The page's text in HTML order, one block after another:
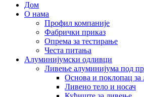
Дом
О нама
Профил компаније
Фабрички приказ
Опрема за тестирање
Честа питања
Алуминијумски одливци
Ливење алуминијума под
Основа и поклопац за
Ливено тело и носач